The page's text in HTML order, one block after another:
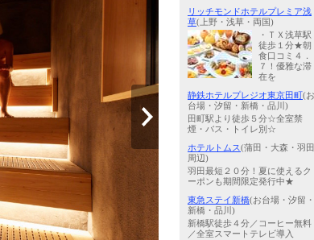
リッチモンドホテルプレミア浅
草(上野・浅草・両国)
・ＴＸ浅草駅
徒歩１分★朝
食口コミ４．
７！優雅な滞
在を
静鉄ホテルプレジオ東京田町 (お
台場・汐留・新橋・品川)
田町駅より徒歩５分☆全室禁
煙・バス・トイレ別☆
ホテルトムス(蒲田・大森・羽田
周辺)
羽田最短２０分！夏に使えるク
ーポンも期間限定発行中★
東急ステイ新橋(お台場・汐留・
新橋・品川)
新橋駅徒歩４分／コーヒー無料
／全室スマートテレビ導入